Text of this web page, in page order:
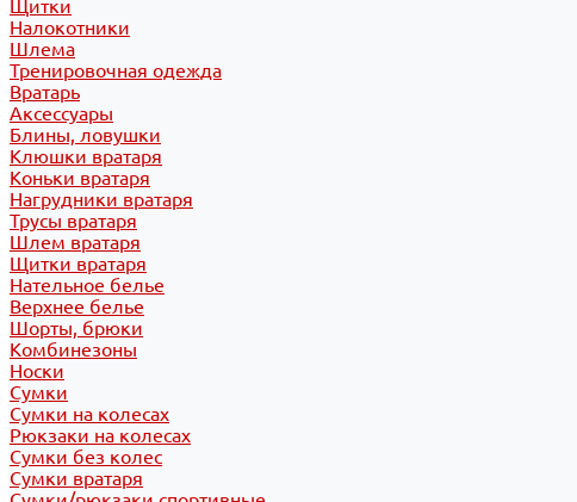
Щитки
Налокотники
Шлема
Тренировочная одежда
Вратарь
Аксессуары
Блины, ловушки
Клюшки вратаря
Коньки вратаря
Нагрудники вратаря
Трусы вратаря
Шлем вратаря
Щитки вратаря
Нательное белье
Верхнее белье
Шорты, брюки
Комбинезоны
Носки
Сумки
Сумки на колесах
Рюкзаки на колесах
Сумки без колес
Сумки вратаря